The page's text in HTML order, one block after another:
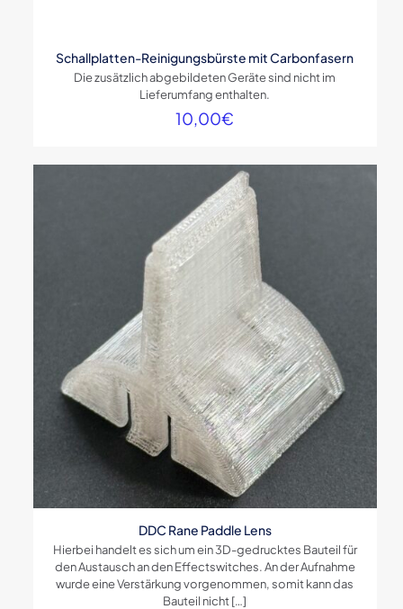
Schallplatten-Reinigungsbürste mit Carbonfasern
Die zusätzlich abgebildeten Geräte sind nicht im
Lieferumfang enthalten.
10,00€
DDC Rane Paddle Lens
Hierbei handelt es sich um ein 3D-gedrucktes Bauteil für
den Austausch an den Effectswitches. An der Aufnahme
wurde eine Verstärkung vorgenommen, somit kann das
Bauteil nicht[…]